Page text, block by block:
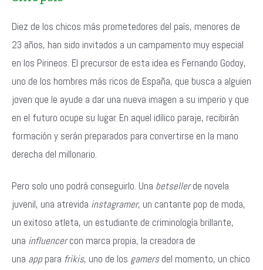
Diez de los chicos más prometedores del país, menores de
23 años, han sido invitados a un campamento muy especial
en los Pirineos. El precursor de esta idea es Fernando Godoy,
uno de los hombres más ricos de España, que busca a alguien
joven que le ayude a dar una nueva imagen a su imperio y que
en el futuro ocupe su lugar. En aquel idílico paraje, recibirán
formación y serán preparados para convertirse en la mano
derecha del millonario.
Pero solo uno podrá conseguirlo. Una betsellerde novela
juvenil, una atrevida instagramer, un cantante pop de moda,
un exitoso atleta, un estudiante de criminología brillante,
una influencercon marca propia, la creadora de
una apppara frikis, uno de los gamersdel momento, un chico